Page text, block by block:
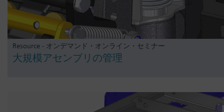
Resource - オンデマンド・オンライン・セミナー
大規模アセンブリの管理